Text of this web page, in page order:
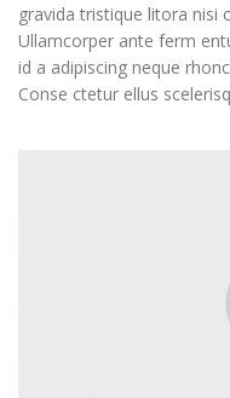
gravida tristique litora nisi
Ullamcorper ante ferm
id a adipiscing neque
Conse ctetur ellus